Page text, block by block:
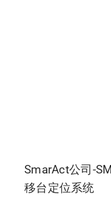
SmarAct公司-
移台定位系统